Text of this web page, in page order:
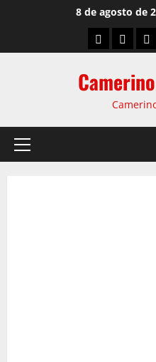
8 de agosto de